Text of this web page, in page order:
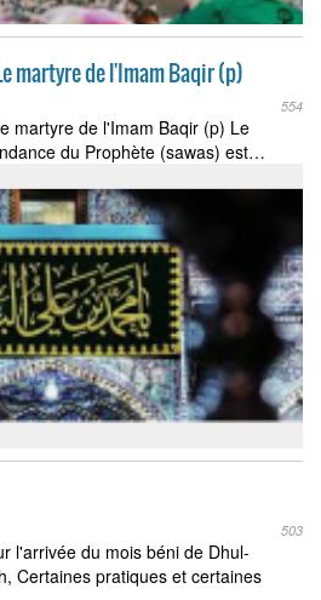
martyre de l'Imam Baqir (p)
554
martyre de l'Imam Baqir (p) Le
du Prophète (sawas) est…
503
l'arrivée du mois béni de Dhul-
Certaines pratiques et certaines